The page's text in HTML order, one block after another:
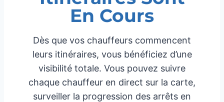
En Cours
Dès que vos chauffeurs commencent
leurs itinéraires, vous bénéficiez d’une
visibilité totale. Vous pouvez suivre
chaque chauffeur en direct sur la carte,
surveiller la progression des arrêts en